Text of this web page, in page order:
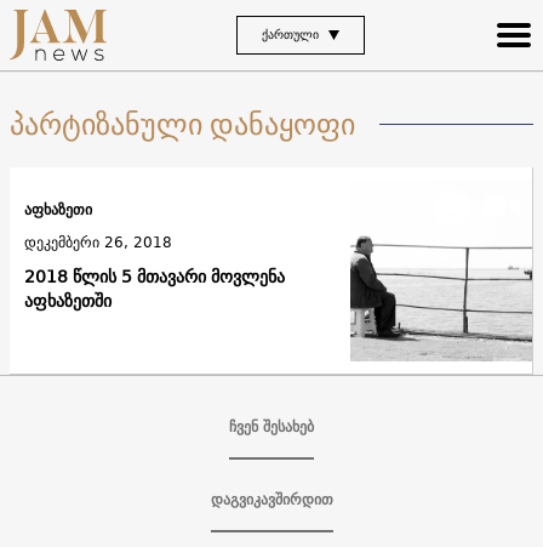
ᲥᲐᲠᲗᲣᲚᲘ
პარტიზანული დანაყოფი
2018 წლის 5 მთავარი მოვლენა
აფხაზეთში
აფხაზეთი
დეკემბერი 26, 2018
ჩვენ შესახებ
დაგვიკავშირდით